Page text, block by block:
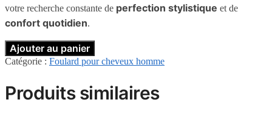
votre recherche constante de perfection stylistique et de
confort quotidien.
Ajouter au panier
Catégorie : Foulard pour cheveux homme
Produits similaires